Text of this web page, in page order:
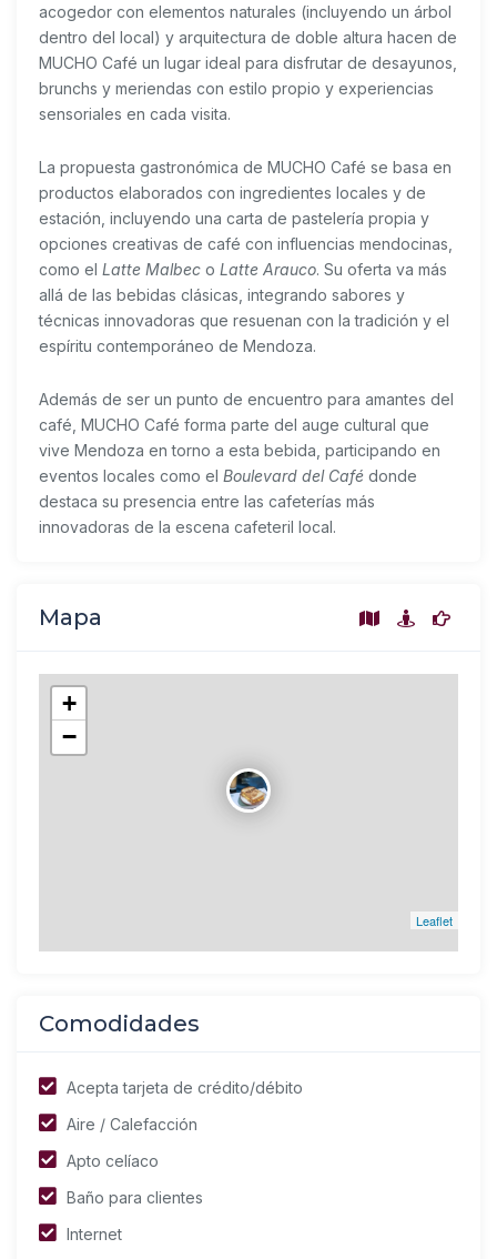
acogedor con elementos naturales (incluyendo un árbol
dentro del local) y arquitectura de doble altura hacen de
MUCHO Café un lugar ideal para disfrutar de desayunos,
brunchs y meriendas con estilo propio y experiencias
sensoriales en cada visita.
La propuesta gastronómica de MUCHO Café se basa en
productos elaborados con ingredientes locales y de
estación, incluyendo una carta de pastelería propia y
opciones creativas de café con influencias mendocinas,
como el Latte Malbec o Latte Arauco. Su oferta va más
allá de las bebidas clásicas, integrando sabores y
técnicas innovadoras que resuenan con la tradición y el
espíritu contemporáneo de Mendoza.
Además de ser un punto de encuentro para amantes del
café, MUCHO Café forma parte del auge cultural que
vive Mendoza en torno a esta bebida, participando en
eventos locales como el Boulevard del Café donde
destaca su presencia entre las cafeterías más
innovadoras de la escena cafeteril local.
Mapa
+
−
Leaflet
Comodidades
Acepta tarjeta de crédito/débito
Aire / Calefacción
Apto celíaco
Baño para clientes
Internet